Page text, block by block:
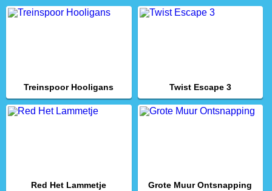
Treinspoor Hooligans Twist Escape 3
Red Het Lammetje Grote Muur Ontsnapping